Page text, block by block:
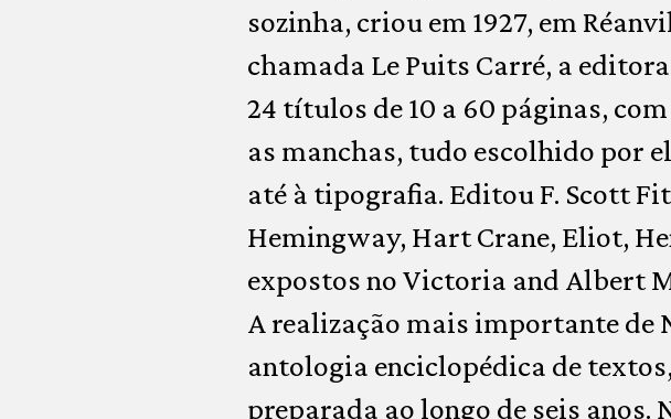
sozinha, criou em 1927, em
chamada Le Puits Carré, a
24 títulos de 10 a 60 páginas,
as manchas, tudo escolhido por
até à tipografia. Editou F. Scott
Hemingway, Hart Crane, Eliot,
expostos no Victoria and Albert
A realização mais importante de
antologia enciclopédica de
preparada ao longo de seis anos.